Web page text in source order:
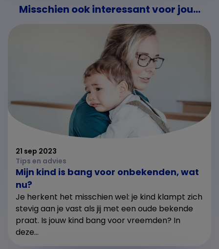
Misschien ook interessant voor jou...
21 sep 2023
Tips en advies
Mijn kind is bang voor onbekenden, wat
nu?
Je herkent het misschien wel: je kind klampt zich
stevig aan je vast als jij met een oude bekende
praat. Is jouw kind bang voor vreemden? In
deze...